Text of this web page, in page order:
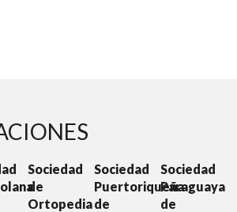
Sociedad
de
Ortopedia
Sociedad
Puertoriqueña
de
Sociedad
Paraguaya
de